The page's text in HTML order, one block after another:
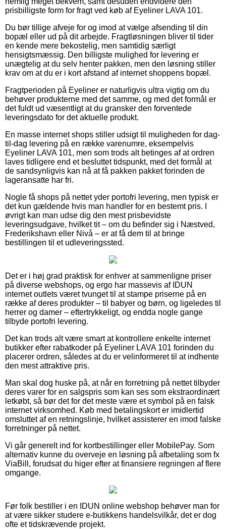
prisbilligste form for fragt ved køb af Eyeliner LAVA 101.
Du bør tillige afveje for og imod at vælge afsending til din
bopæl eller ud på dit arbejde. Fragtløsningen bliver til tider
en kende mere bekostelig, men samtidig særligt
hensigtsmæssig. Den billigste mulighed for levering er
unægtelig at du selv henter pakken, men den løsning stiller
krav om at du er i kort afstand af internet shoppens bopæl.
Fragtperioden på Eyeliner er naturligvis ultra vigtig om du
behøver produkterne med det samme, og med det formål er
det fuldt ud væsentligt at du gransker den forventede
leveringsdato for det aktuelle produkt.
En masse internet shops stiller udsigt til muligheden for dag-
til-dag levering på en række varenumre, eksempelvis
Eyeliner LAVA 101, men som trods alt betinges af at ordren
laves tidligere end et besluttet tidspunkt, med det formål at
de sandsynligvis kan nå at få pakken pakket forinden de
lageransatte har fri.
Nogle få shops på nettet yder portofri levering, men typisk er
det kun gældende hvis man handler for en bestemt pris. I
øvrigt kan man udse dig den mest prisbevidste
leveringsudgave, hvilket tit – om du befinder sig i Næstved,
Frederikshavn eller Nivå – er at få dem til at bringe
bestillingen til et udleveringssted.
Det er i høj grad praktisk for enhver at sammenligne priser
på diverse webshops, og ergo har massevis af IDUN
internet outlets været tvunget til at stampe priserne på en
række af deres produkter – til babyer og børn, og ligeledes til
herrer og damer – eftertrykkeligt, og endda nogle gange
tilbyde portofri levering.
Det kan trods alt være smart at kontrollere enkelte internet
butikker efter rabatkoder på Eyeliner LAVA 101 forinden du
placerer ordren, således at du er velinformeret til at indhente
den mest attraktive pris.
Man skal dog huske på, at når en forretning på nettet tilbyder
deres varer for en salgspris som kan ses som ekstraordinært
letkøbt, så bør det for det meste være et symbol på en falsk
internet virksomhed. Køb med betalingskort er imidlertid
omsluttet af en retningslinje, hvilket assisterer en imod falske
forretninger på nettet.
Vi går generelt ind for kortbestillinger eller MobilePay. Som
alternativ kunne du overveje en løsning på afbetaling som fx
ViaBill, forudsat du higer efter at finansiere regningen af flere
omgange.
Før folk bestiller i en IDUN online webshop behøver man for
at være sikker studere e-butikkens handelsvilkår, det er dog
ofte et tidskrævende projekt.